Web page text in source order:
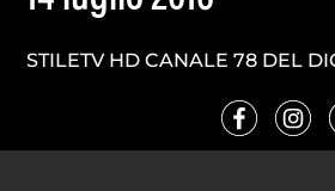
STILETV HD CANALE 78 DEL